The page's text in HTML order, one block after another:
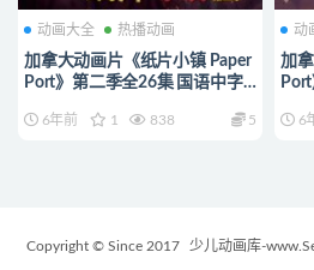
动画大全 热播动画
加拿大动画片《纸片小镇 Paper
Port》第二季全26集 国语中字
小镇下载
6年前 1 838 5
动
加
小镇
6
Copyright © Since 2017 少儿动画库-